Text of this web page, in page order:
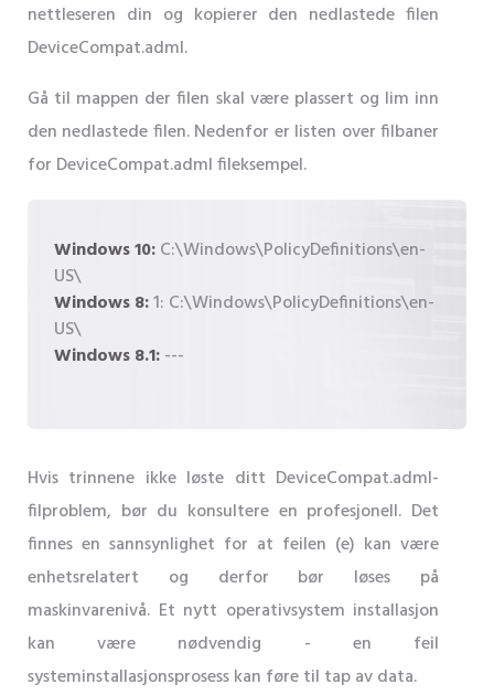
nettleseren din og kopierer den nedlastede filen
DeviceCompat.adml.
Gå til mappen der filen skal være plassert og lim inn
den nedlastede filen. Nedenfor er listen over filbaner
for DeviceCompat.adml fileksempel.
Windows 10:C:\Windows\PolicyDefinitions\en-
US\
Windows 8:1: C:\Windows\PolicyDefinitions\en-
US\
Windows 8.1:---
Hvis trinnene ikke løste ditt DeviceCompat.adml-
filproblem, bør du konsultere en profesjonell. Det
finnes en sannsynlighet for at feilen (e) kan være
enhetsrelatert og derfor bør løses på
maskinvarenivå. Et nytt operativsystem installasjon
kan være nødvendig - en feil
systeminstallasjonsprosess kan føre til tap av data.